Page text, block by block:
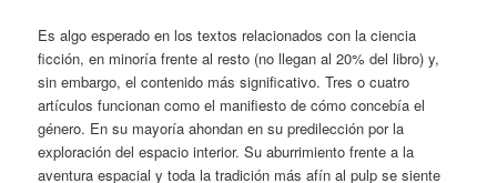
Es algo esperado en los textos relacionados con la ciencia
ficción, en minoría frente al resto (no llegan al 20% del libro) y,
sin embargo, el contenido más significativo. Tres o cuatro
artículos funcionan como el manifiesto de cómo concebía el
género. En su mayoría ahondan en su predilección por la
exploración del espacio interior. Su aburrimiento frente a la
aventura espacial y toda la tradición más afín al pulp se siente